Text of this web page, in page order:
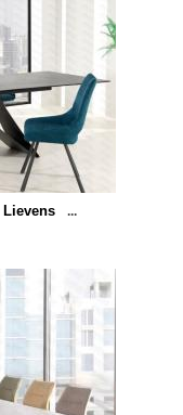
Lievens
...